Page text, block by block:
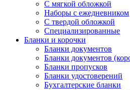
С мягкой обложкой
Наборы с ежедневником
С твердой обложкой
Специализированные
Бланки и корочки
Бланки документов
Бланки документов
Бланки пропусков
Бланки удостоверений
Бухгалтерские бланки